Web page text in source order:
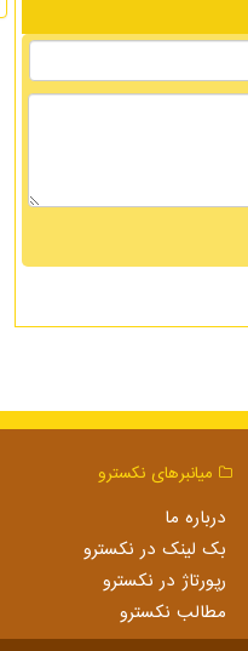
میانبرهای نكسترو
درباره ما
بک لینک در نكسترو
رپورتاژ در نكسترو
مطالب نكسترو